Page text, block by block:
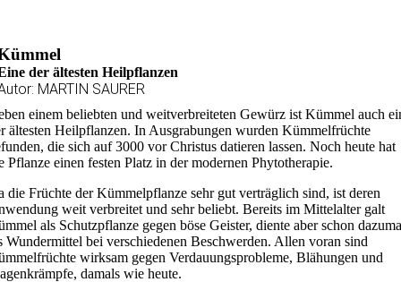
der ältesten Heilpflanzen
MARTIN SAURER
einem beliebten und weitverbreiteten Gewürz ist Kümmel auch
ältesten Heilpflanzen. In Ausgrabungen wurden Kümmelfrüchte
die sich auf 3000 vor Christus datieren lassen. Noch heute hat
Pflanze einen festen Platz in der modernen Phytotherapie.
die Früchte der Kümmelpflanze sehr gut verträglich sind, ist deren
weit verbreitet und sehr beliebt. Bereits im Mittelalter galt
als Schutzpflanze gegen böse Geister, diente aber schon
Wundermittel bei verschiedenen Beschwerden. Allen voran sind
wirksam gegen Verdauungsprobleme, Blähungen und
damals wie heute.